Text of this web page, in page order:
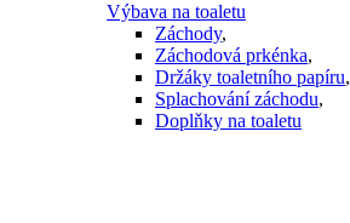
Výbava na toaletu
Záchody,
Záchodová prkénka,
Držáky toaletního papíru,
Splachování záchodu,
Doplňky na toaletu